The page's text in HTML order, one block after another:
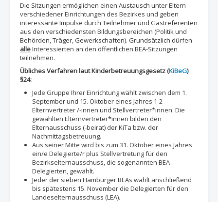
Die Sitzungen ermöglichen einen Austausch unter Eltern
verschiedener Einrichtungen des Bezirkes und geben
interessante Impulse durch Teilnehmer und Gastreferenten
aus den verschiedensten Bildungsbereichen (Politik und
Behörden, Träger, Gewerkschaften). Grundsätzlich dürfen
alleInteressierten an den öffentlichen BEA-Sitzungen
teilnehmen.
Übliches Verfahren laut Kinderbetreuungsgesetz (KiBeG)
§24:
Jede Gruppe Ihrer Einrichtung wählt zwischen dem 1.
September und 15. Oktober eines Jahres 1-2
Elternvertreter /-innen und Stellvertreter*innen. Die
gewählten Elternvertreter*innen bilden den
Elternausschuss (-beirat) der KiTa bzw. der
Nachmittagsbetreuung.
Aus seiner Mitte wird bis zum 31. Oktober eines Jahres
ein/e Delegierte/r plus Stellvertretung für den
Bezirkselternausschuss, die sogenannten BEA-
Delegierten, gewählt.
Jeder der sieben Hamburger BEAs wählt anschließend
bis spätestens 15. November die Delegierten für den
Landeselternausschuss (LEA).